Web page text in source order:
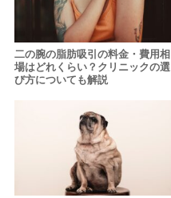
二の腕の脂肪吸引の料金・費用相
場はどれくらい？クリニックの選
び方についても解説